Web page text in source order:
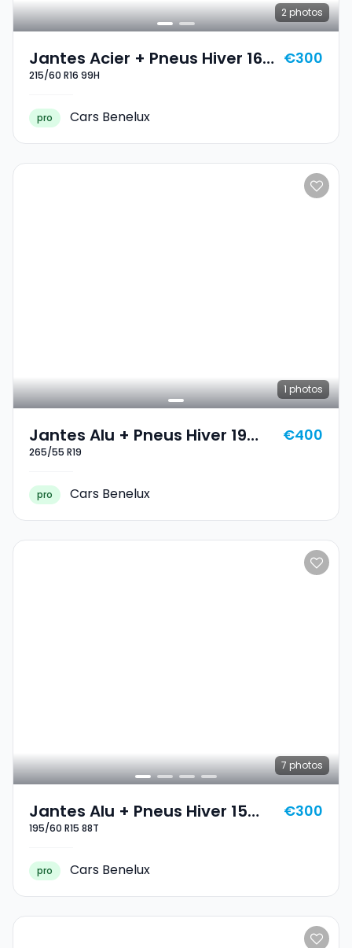
2 photos
Jantes Acier + Pneus Hiver 16
215/60 R16 99H
215/60 R16 99H
€300
pro Cars Benelux
1 photos
Jantes Alu + Pneus Hiver 19
265/55 R19
265/55 R19
€400
pro Cars Benelux
7 photos
Jantes Alu + Pneus Hiver 15
195/60 R15 88T
195/60 R15 88T
€300
pro Cars Benelux